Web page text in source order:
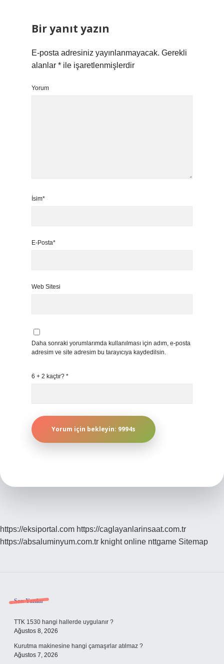
Bir yanıt yazın
E-posta adresiniz yayınlanmayacak. Gerekli
alanlar * ile işaretlenmişlerdir
Yorum
İsim*
E-Posta*
Web Sitesi
Daha sonraki yorumlarımda kullanılması için adım, e-posta
adresim ve site adresim bu tarayıcıya kaydedilsin.
6 + 2 kaçtır? *
https://eksiportal.com https://caglayanlarinsaat.com.tr
https://absaluminyum.com.tr knight online nttgame Sitemap
Sidebar
Son Yazılar
TTK 1530 hangi hallerde uygulanır ?
Ağustos 8, 2026
Kurutma makinesine hangi çamaşırlar atılmaz ?
Ağustos 7, 2026